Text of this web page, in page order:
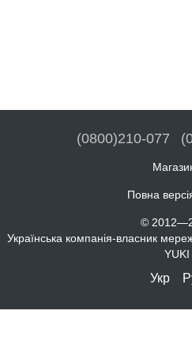
(0800)210-077
Повна
©
Українська компанія-власник
YUKI
Укр